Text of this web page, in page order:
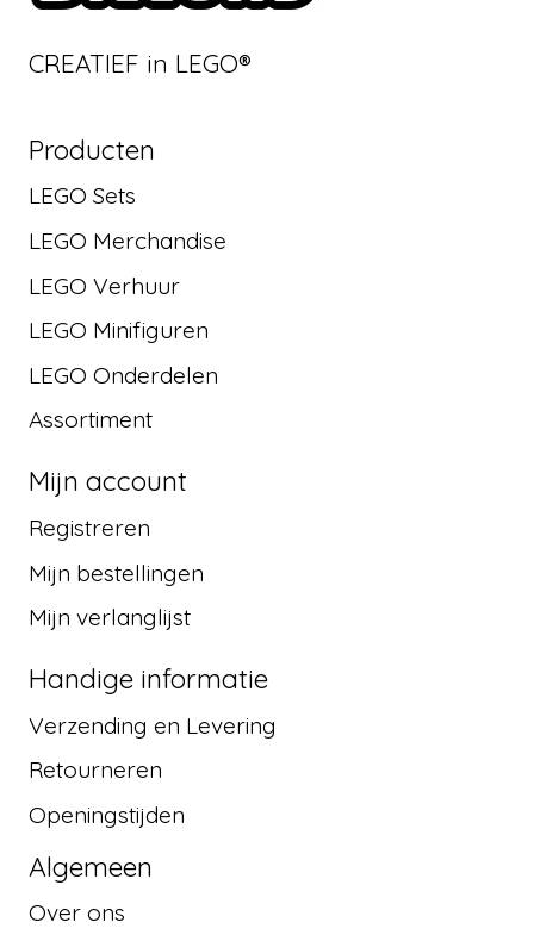
CREATIEF in LEGO®
Producten
LEGO Sets
LEGO Merchandise
LEGO Verhuur
LEGO Minifiguren
LEGO Onderdelen
Assortiment
Mijn account
Registreren
Mijn bestellingen
Mijn verlanglijst
Handige informatie
Verzending en Levering
Retourneren
Openingstijden
Algemeen
Over ons